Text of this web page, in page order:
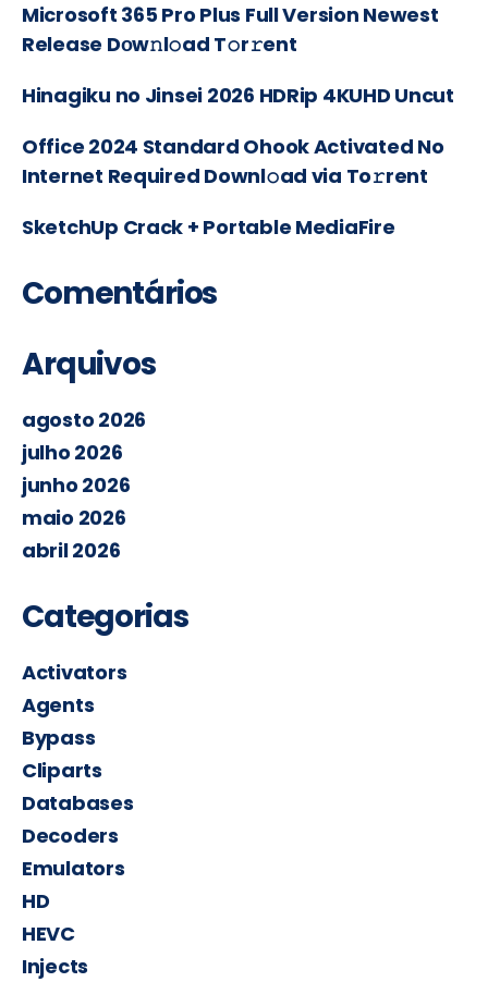
Microsoft 365 Pro Plus Full Version Newest
Release Dоw𝚗l𝚘ad T𝚘r𝚛ent
Hinagiku no Jinsei 2026 HDRip 4KUHD Uncut
Office 2024 Standard Ohook Activated No
Internet Required Downl𝚘ad via To𝚛rent
SketchUp Crack + Portable MediaFire
Comentários
Arquivos
agosto 2026
julho 2026
junho 2026
maio 2026
abril 2026
Categorias
Activators
Agents
Bypass
Cliparts
Databases
Decoders
Emulators
HD
HEVC
Injects